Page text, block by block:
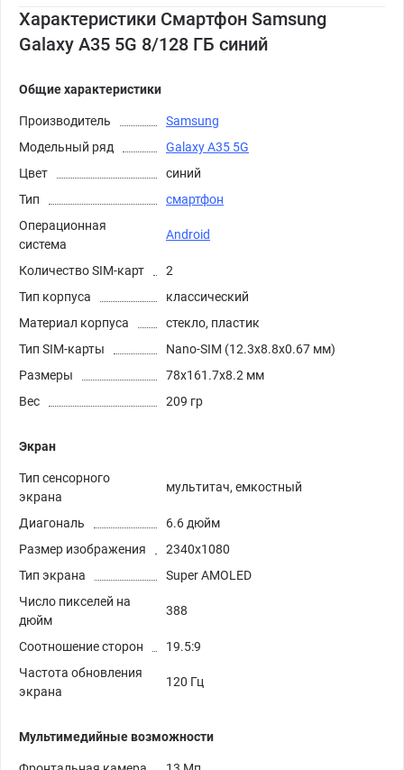
Характеристики Смартфон Samsung
Galaxy A35 5G 8/128 ГБ синий
Общие характеристики
Производитель
Samsung
Модельный ряд
Galaxy A35 5G
Цвет
синий
Тип
смартфон
Операционная
система
Android
Количество SIM-карт
2
Тип корпуса
классический
Материал корпуса
стекло, пластик
Тип SIM-карты
Nano-SIM (12.3x8.8x0.67 мм)
Размеры
78x161.7x8.2 мм
Вес
209 гр
Экран
Тип сенсорного
экрана
мультитач, емкостный
Диагональ
6.6 дюйм
Размер изображения
2340x1080
Тип экрана
Super AMOLED
Число пикселей на
дюйм
388
Соотношение сторон
19.5:9
Частота обновления
экрана
120 Гц
Мультимедийные возможности